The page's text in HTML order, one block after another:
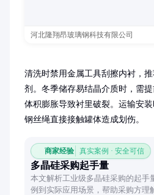
河北隆翔昂玻璃钢科技有限公司
清洗时禁用金属工具刮擦内衬，
剂。冬季储存易结晶介质时，需
体积膨胀导致衬里破裂。运输安
钢丝绳直接接触罐体造成划伤。
商家经验 真实案例 · 安全可信
多晶硅采购起手量
本文解析工业级多晶硅采购的起手
例到实际应用场景，帮助采购方理